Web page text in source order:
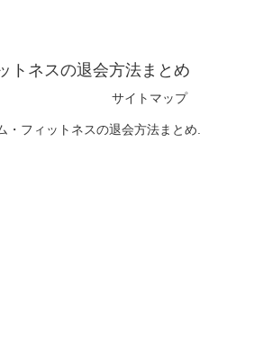
トネスの退会方法まとめ
サイトマップ
・フィットネスの退会方法まとめ.